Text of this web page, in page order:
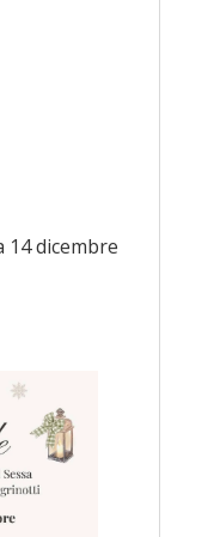
14 dicembre